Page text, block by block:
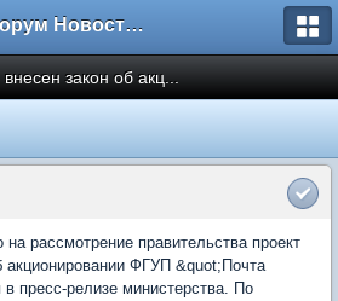
Форум Новостройки
закон об акц...
рассмотрение правительства проект
акционировании ФГУП &quot;Почта
в пресс-релизе министерства. По